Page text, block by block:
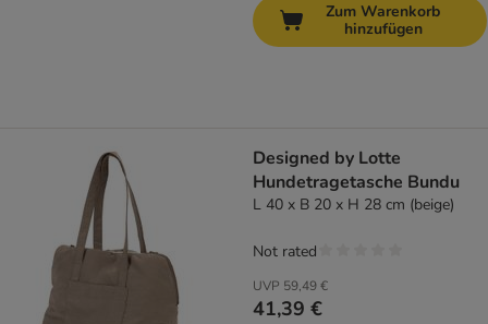
Zum Warenkorb
hinzufügen
Designed by Lotte
Hundetragetasche Bundu
L 40 x B 20 x H 28 cm (beige)
UVP 59,49 €
41,39 €
Not rated